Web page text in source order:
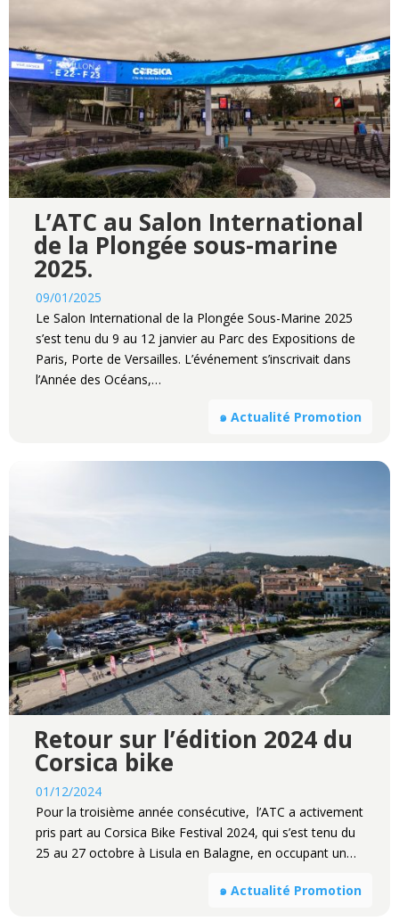
L’ATC au Salon International
de la Plongée sous-marine
2025.
09/01/2025
Le Salon International de la Plongée Sous-Marine 2025
s’est tenu du 9 au 12 janvier au Parc des Expositions de
Paris, Porte de Versailles. L’événement s’inscrivait dans
l’Année des Océans,…
๑ Actualité Promotion
Retour sur l’édition 2024 du
Corsica bike
01/12/2024
Pour la troisième année consécutive, l’ATC a activement
pris part au Corsica Bike Festival 2024, qui s’est tenu du
25 au 27 octobre à Lisula en Balagne, en occupant un…
๑ Actualité Promotion